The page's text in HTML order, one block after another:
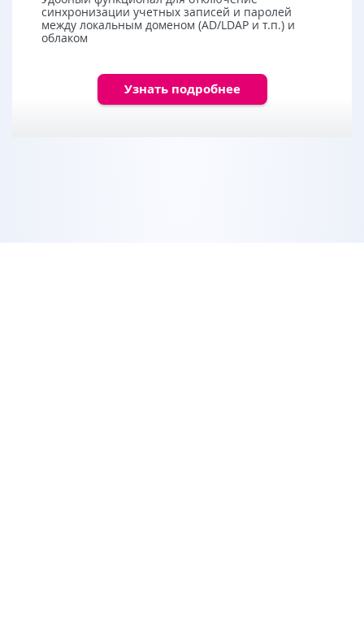
синхронизации учетных записей и паролей
между локальным доменом (AD/LDAP и т.п.) и
облаком
Узнать подробнее